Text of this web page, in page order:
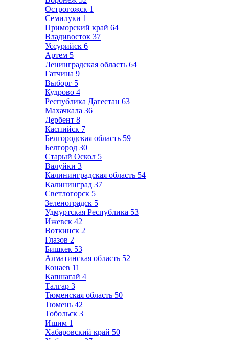
Острогожск 1
Семилуки 1
Приморский край 64
Владивосток 37
Уссурийск 6
Артем 5
Ленинградская область 64
Гатчина 9
Выборг 5
Кудрово 4
Республика Дагестан 63
Махачкала 36
Дербент 8
Каспийск 7
Белгородская область 59
Белгород 30
Старый Оскол 5
Валуйки 3
Калининградская область 54
Калининград 37
Светлогорск 5
Зеленоградск 5
Удмуртская Республика 53
Ижевск 42
Воткинск 2
Глазов 2
Бишкек 53
Алматинская область 52
Конаев 11
Капшагай 4
Талгар 3
Тюменская область 50
Тюмень 42
Тобольск 3
Ишим 1
Хабаровский край 50